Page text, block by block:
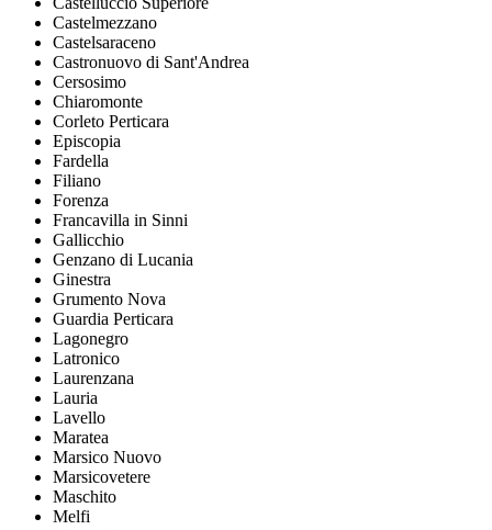
Castelmezzano
Castelsaraceno
Castronuovo di Sant'Andrea
Cersosimo
Chiaromonte
Corleto Perticara
Episcopia
Fardella
Filiano
Forenza
Francavilla in Sinni
Gallicchio
Genzano di Lucania
Ginestra
Grumento Nova
Guardia Perticara
Lagonegro
Latronico
Laurenzana
Lauria
Lavello
Maratea
Marsico Nuovo
Marsicovetere
Maschito
Melfi